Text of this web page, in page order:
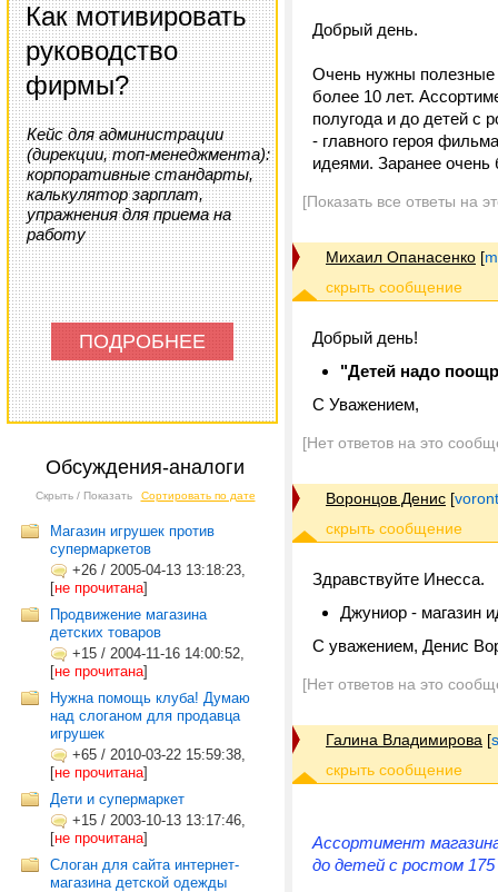
Как мотивировать
руководство
фирмы?
Кейс для администрации
(дирекции, топ-менеджмента):
корпоративные стандарты,
калькулятор зарплат,
упражнения для приема на
работу
ПОДРОБНЕЕ
Обсуждения-аналоги
Скрыть / Показать Сортировать по дате
Магазин игрушек против
супермаркетов
+26 / 2005-04-13 13:18:23,
[не прочитана]
Продвижение магазина
детских товаров
+15 / 2004-11-16 14:00:52,
[не прочитана]
Нужна помощь клуба! Думаю
над слоганом для продавца
игрушек
+65 / 2010-03-22 15:59:38,
[не прочитана]
Дети и супермаркет
+15 / 2003-10-13 13:17:46,
[не прочитана]
Слоган для сайта интернет-
магазина детской одежды
Добрый день.
Очень нужны полезные
более 10 лет.
полугода и до детей с
- главного героя
идеями. Заранее очень
[Показать все ответы на
Михаил Опанасенко [
Добрый день!
"Детей надо
С Уважением,
[Нет ответов на это
Воронцов Денис [
Здравствуйте Инесса.
Джуниор - магазин
С уважением, Денис
[Нет ответов на это
Галина Владимирова [
Ассортимент
до детей с ростом